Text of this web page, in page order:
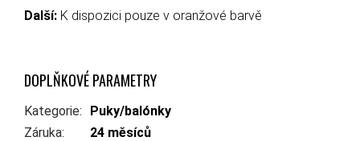
Další: K dispozici pouze v oranžové barvě
DOPLŇKOVÉ PARAMETRY
Kategorie:
Puky/balónky
Záruka:
24 měsíců